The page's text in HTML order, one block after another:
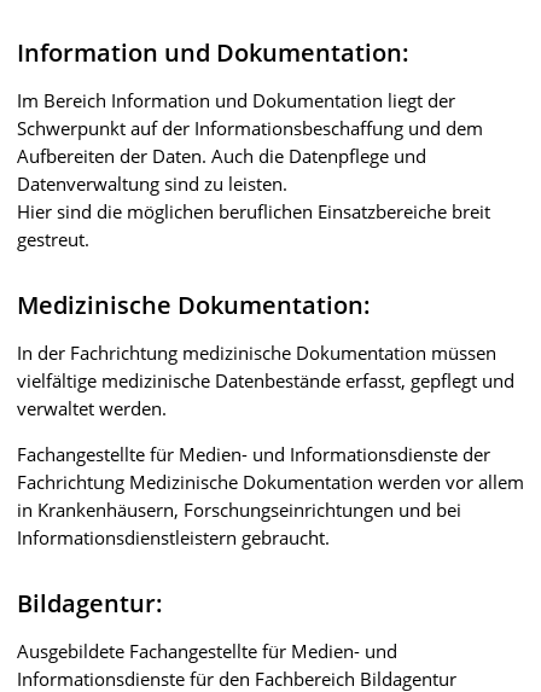
Information und Dokumentation:
Im Bereich Information und Dokumentation liegt der
Schwerpunkt auf der Informationsbeschaffung und dem
Aufbereiten der Daten. Auch die Datenpflege und
Datenverwaltung sind zu leisten.
Hier sind die möglichen beruflichen Einsatzbereiche breit
gestreut.
Medizinische Dokumentation:
In der Fachrichtung medizinische Dokumentation müssen
vielfältige medizinische Datenbestände erfasst, gepflegt und
verwaltet werden.
Fachangestellte für Medien- und Informationsdienste der
Fachrichtung Medizinische Dokumentation werden vor allem
in Krankenhäusern, Forschungseinrichtungen und bei
Informationsdienstleistern gebraucht.
Bildagentur:
Ausgebildete Fachangestellte für Medien- und
Informationsdienste für den Fachbereich Bildagentur